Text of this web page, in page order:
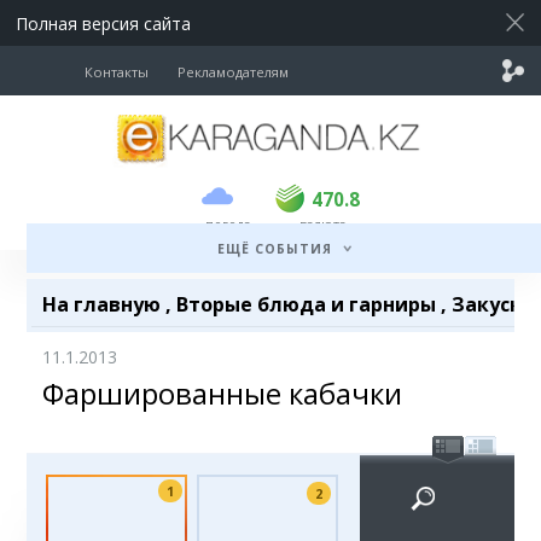
Полная версия сайта
Контакты Рекламодателям
погода
470.8
USD 468.5 470.8
валюта
ЕЩЁ СОБЫТИЯ
На главную , Вторые блюда и гарниры , Закуски
11.1.2013
Фаршированные кабачки
1 2